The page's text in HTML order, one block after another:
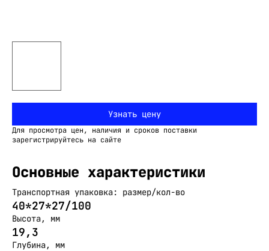
Узнать цену
Для просмотра цен, наличия и сроков поставки
зарегистрируйтесь на сайте
Основные характеристики
Транспортная упаковка: размер/кол-во
40*27*27/100
Высота, мм
19,3
Глубина, мм